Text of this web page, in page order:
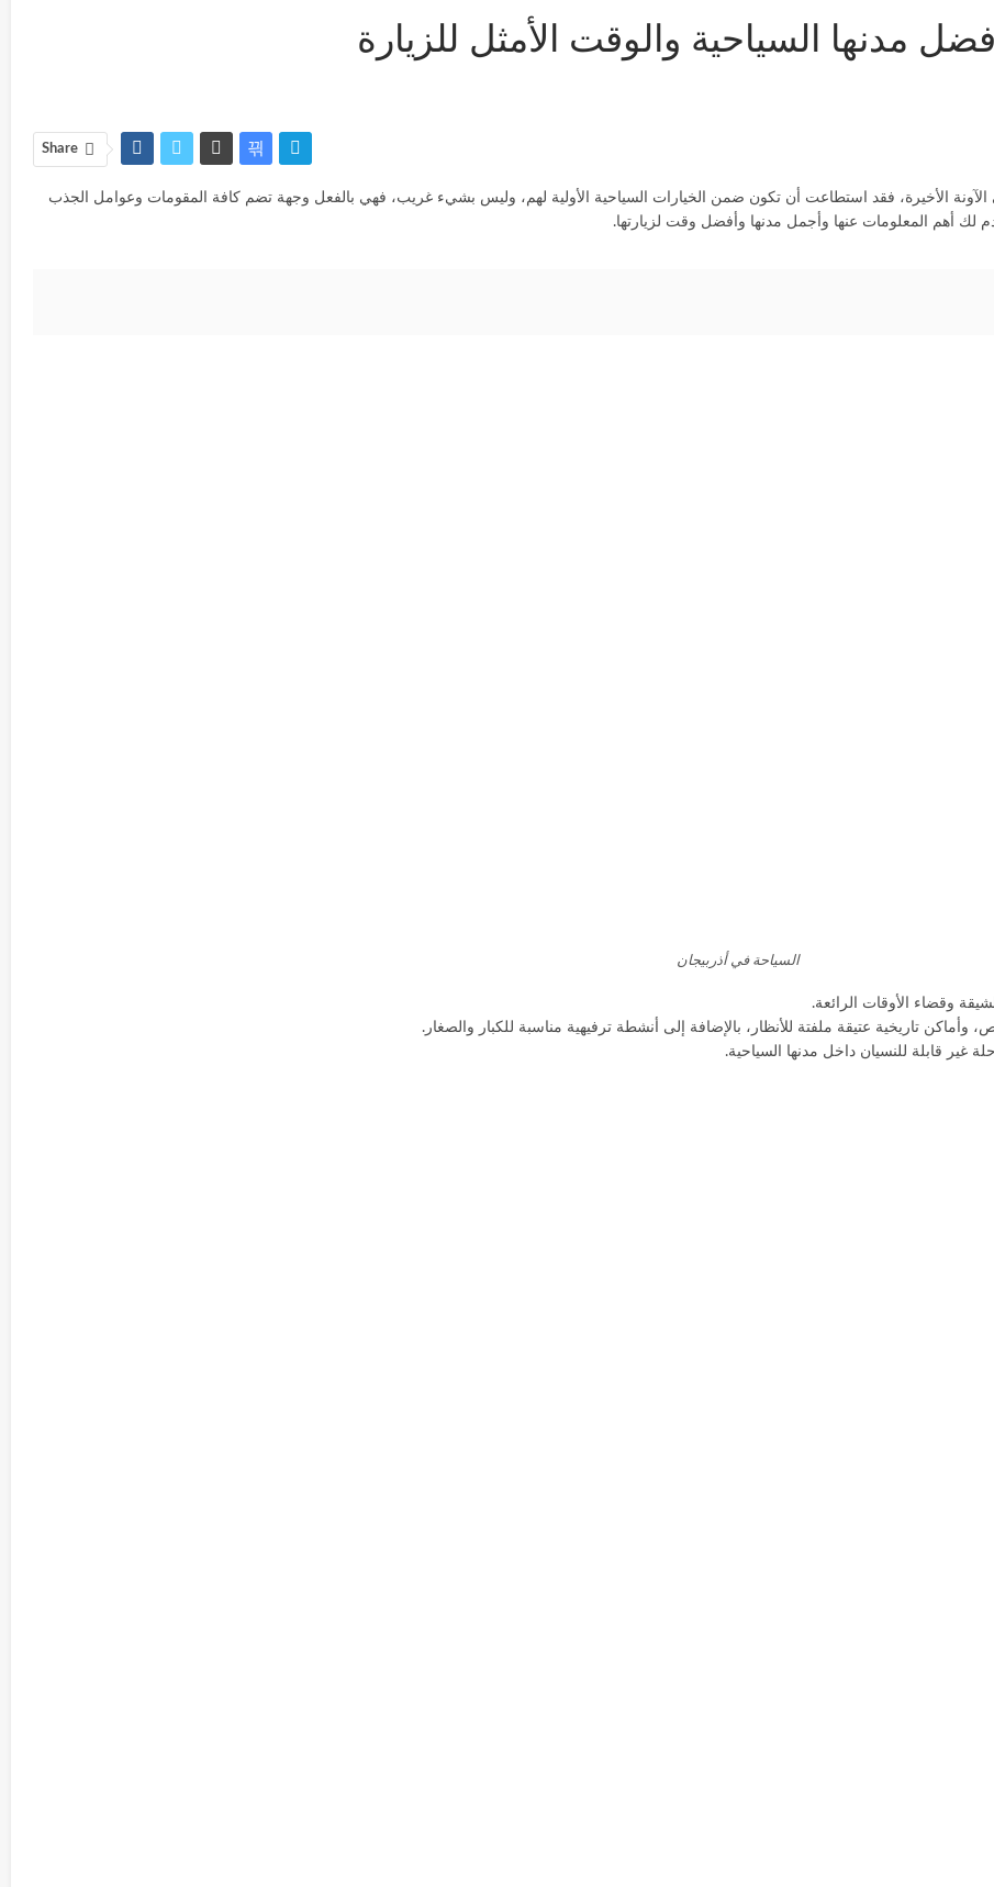
مدنها السياحية والوقت الأمثل للزيارة
Share
الأخيرة، فقد استطاعت أن تكون ضمن الخيارات السياحية الأولية لهم، وليس بشيء غريب، فهي بالفعل وجهة تضم كافة المقومات وعوامل الجذب
لك أهم المعلومات عنها وأجمل مدنها وأفضل وقت لزيارتها.
السياحة في أذربيجان
وقضاء الأوقات الرائعة.
تاريخية عتيقة ملفتة للأنظار، بالإضافة إلى أنشطة ترفيهية مناسبة للكبار والصغار.
قابلة للنسيان داخل مدنها السياحية.